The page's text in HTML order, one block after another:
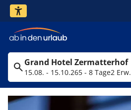
Grand Hotel Zermatterhof
15.08. - 15.10.265 - 8 Tage2 Erw.